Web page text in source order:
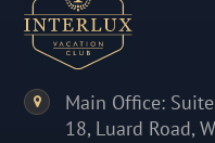
Main Office:
18, Luard Road,